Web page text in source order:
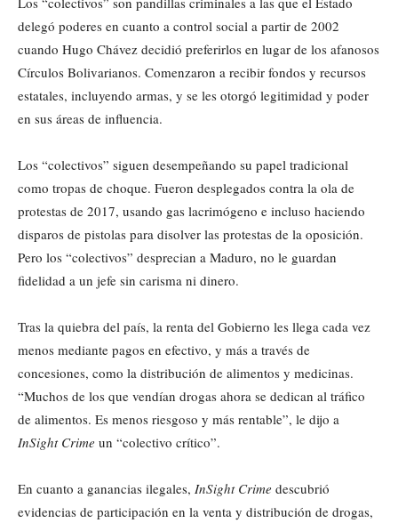
delegó poderes en cuanto a control social a partir de 2002
cuando Hugo Chávez decidió preferirlos en lugar de los afanosos
Círculos Bolivarianos. Comenzaron a recibir fondos y recursos
estatales, incluyendo armas, y se les otorgó legitimidad y poder
en sus áreas de influencia.
Los “colectivos” siguen desempeñando su papel tradicional
como tropas de choque. Fueron desplegados contra la ola de
protestas de 2017, usando gas lacrimógeno e incluso haciendo
disparos de pistolas para disolver las protestas de la oposición.
Pero los “colectivos” desprecian a Maduro, no le guardan
fidelidad a un jefe sin carisma ni dinero.
Tras la quiebra del país, la renta del Gobierno les llega cada vez
menos mediante pagos en efectivo, y más a través de
concesiones, como la distribución de alimentos y medicinas.
“Muchos de los que vendían drogas ahora se dedican al tráfico
de alimentos. Es menos riesgoso y más rentable”, le dijo a
InSight Crime un “colectivo crítico”.
En cuanto a ganancias ilegales, InSight Crime descubrió
evidencias de participación en la venta y distribución de drogas,